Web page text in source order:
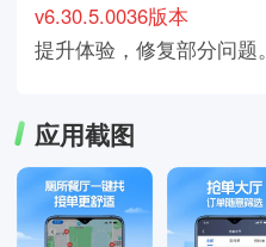
v6.30.5.0036版本
提升体验，修复部分问题。
应用截图